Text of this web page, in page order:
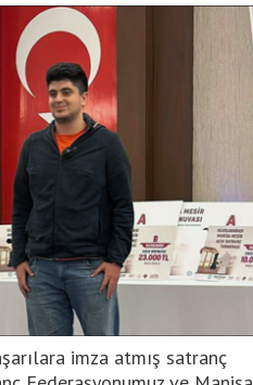
imza atmış satranç